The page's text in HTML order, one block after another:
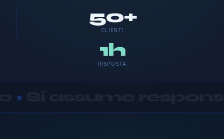
50+
CLIENTI
1h
RISPOSTA
responsabilità